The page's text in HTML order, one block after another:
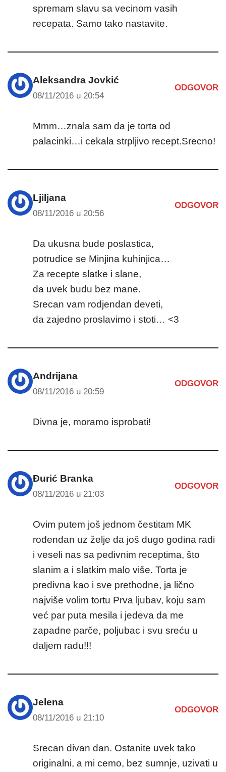
spremam slavu sa vecinom vasih
recepata. Samo tako nastavite.
Aleksandra Jovkić
08/11/2016 u 20:54
ODGOVOR
Mmm…znala sam da je torta od
palacinki…i cekala strpljivo recept.Srecno!
Ljiljana
08/11/2016 u 20:56
ODGOVOR
Da ukusna bude poslastica,
potrudice se Minjina kuhinjica…
Za recepte slatke i slane,
da uvek budu bez mane.
Srecan vam rodjendan deveti,
da zajedno proslavimo i stoti… <3
Andrijana
08/11/2016 u 20:59
ODGOVOR
Divna je, moramo isprobati!
Đurić Branka
08/11/2016 u 21:03
ODGOVOR
Ovim putem još jednom čestitam MK
rođendan uz želje da još dugo godina radi
i veseli nas sa pedivnim receptima, što
slanim a i slatkim malo više. Torta je
predivna kao i sve prethodne, ja lično
najviše volim tortu Prva ljubav, koju sam
već par puta mesila i jedeva da me
zapadne parče, poljubac i svu sreću u
daljem radu!!!
Jelena
08/11/2016 u 21:10
ODGOVOR
Srecan divan dan. Ostanite uvek tako
originalni, a mi cemo, bez sumnje, uzivati u